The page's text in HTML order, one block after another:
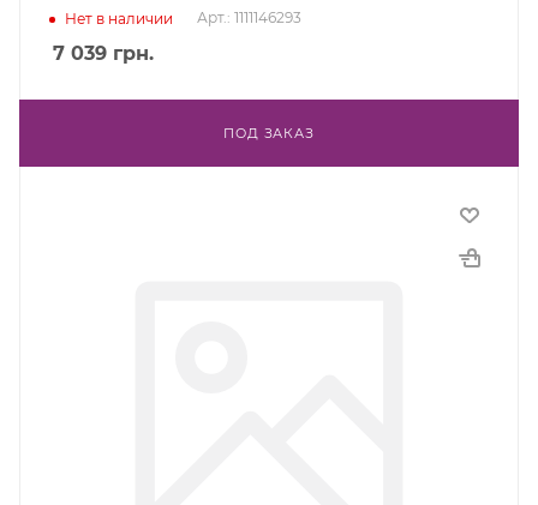
Нет в наличии Арт.: 1111146293
7 039 грн.
ПОД ЗАКАЗ